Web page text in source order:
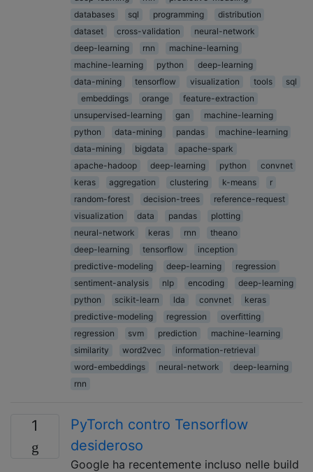
databases
sql programming
distribution
dataset
cross-validation
neural-network
deep-learning
rnn
machine-learning
machine-learning
python
deep-learning
data-mining
tensorflow visualization tools
sql
embeddings
orange
feature-extraction
unsupervised-learning
gan
machine-learning
python
data-mining pandas
machine-learning
data-mining
bigdata
apache-spark
apache-hadoop
deep-learning python
convnet
keras
aggregation clustering k-means
r
random-forest
decision-trees
reference-request
visualization
data pandas
plotting
neural-network
keras rnn
theano
deep-learning
tensorflow
inception
predictive-modeling
deep-learning
regression
sentiment-analysis
nlp encoding
deep-learning
python
scikit-learn lda convnet
keras
predictive-modeling
regression
overfitting
regression
svm prediction
machine-learning
similarity
word2vec
information-retrieval
word-embeddings
neural-network
deep-learning
rnn
1
PyTorch contro Tensorflow
desideroso
Google ha recentemente incluso nelle build